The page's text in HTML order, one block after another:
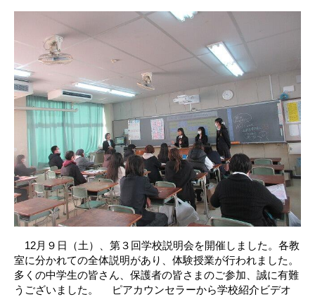
12月９日（土）、第３回学校説明会を開催しました。各教
室に分かれての全体説明があり、体験授業が行われました。
多くの中学生の皆さん、保護者の皆さまのご参加、誠に有難
うございました。 ピアカウンセラーから学校紹介ビデオ